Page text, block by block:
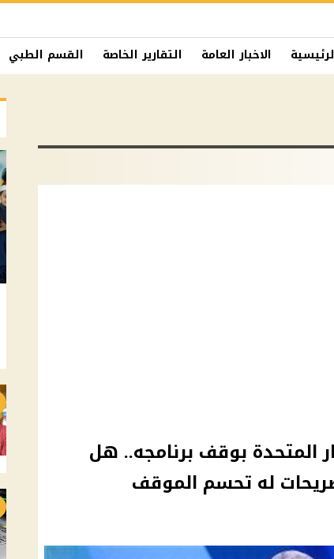
الاخبار العامة التقارير الخاصة القسم الطبي
المتحدة بوقف برنامجه.. هل
له تحسم الموقف